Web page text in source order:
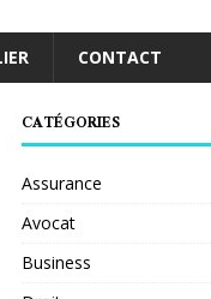
CONTACT
CATÉGORIES
Assurance
Avocat
Business